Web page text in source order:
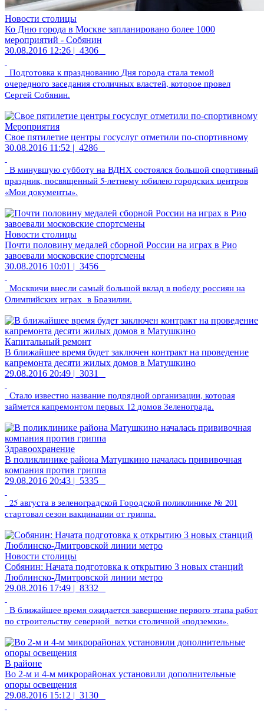
Новости столицы
Ко Дню города в Москве запланировано более 1000
мероприятий - Собянин
30.08.2016 12:26 | 4306
Подготовка к празднованию Дня города стала темой
очередного заседания столичных властей, которое провел
Сергей Собянин.
Мероприятия
Свое пятилетие центры госуслуг отметили по-спортивному
30.08.2016 11:52 | 4286
В минувшую субботу на ВДНХ состоялся большой спортивный
праздник, посвященный 5-летнему юбилею городских центров
«Мои документы».
Новости столицы
Почти половину медалей сборной России на играх в Рио
завоевали московские спортсмены
30.08.2016 10:01 | 3456
Москвичи внесли самый большой вклад в победу россиян на
Олимпийских играх в Бразилии.
Капитальный ремонт
В ближайшее время будет заключен контракт на проведение
капремонта десяти жилых домов в Матушкино
29.08.2016 20:49 | 3031
Стало известно название подрядной организации, которая
займется капремонтом первых 12 домов Зеленограда.
Здравоохранение
В поликлинике района Матушкино началась прививочная
компания против гриппа
29.08.2016 20:43 | 5335
25 августа в зеленоградской Городской поликлинике № 201
стартовал сезон вакцинации от гриппа.
Новости столицы
Собянин: Начата подготовка к открытию 3 новых станций
Люблинско-Дмитровской линии метро
29.08.2016 17:49 | 8332
В ближайшее время ожидается завершение первого этапа работ
по строительству северной ветки столичной «подземки».
В районе
Во 2-м и 4-м микрорайонах установили дополнительные
опоры освещения
29.08.2016 15:12 | 3130